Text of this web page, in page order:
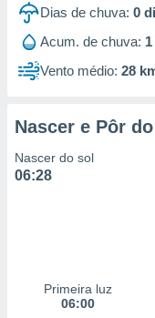
Dias de chuva: 0
Acum. de chuva:
Vento médio: 28
Nascer e Pôr do
Nascer do sol
06:28
Primeira luz
06:00